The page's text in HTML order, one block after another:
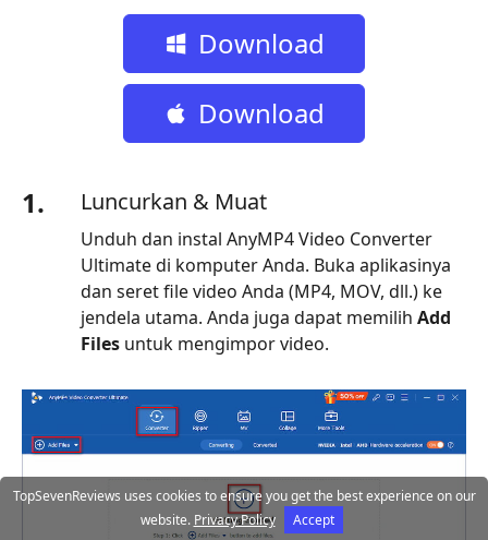
Download
Gratis
Download
1.
Luncurkan & Muat
Unduh dan instal AnyMP4 Video Converter
Ultimate di komputer Anda. Buka aplikasinya
dan seret file video Anda (MP4, MOV, dll.) ke
jendela utama. Anda juga dapat memilih Add
Files untuk mengimpor video.
TopSevenReviews uses cookies to ensure you get the best experience on our
website. Privacy Policy Accept